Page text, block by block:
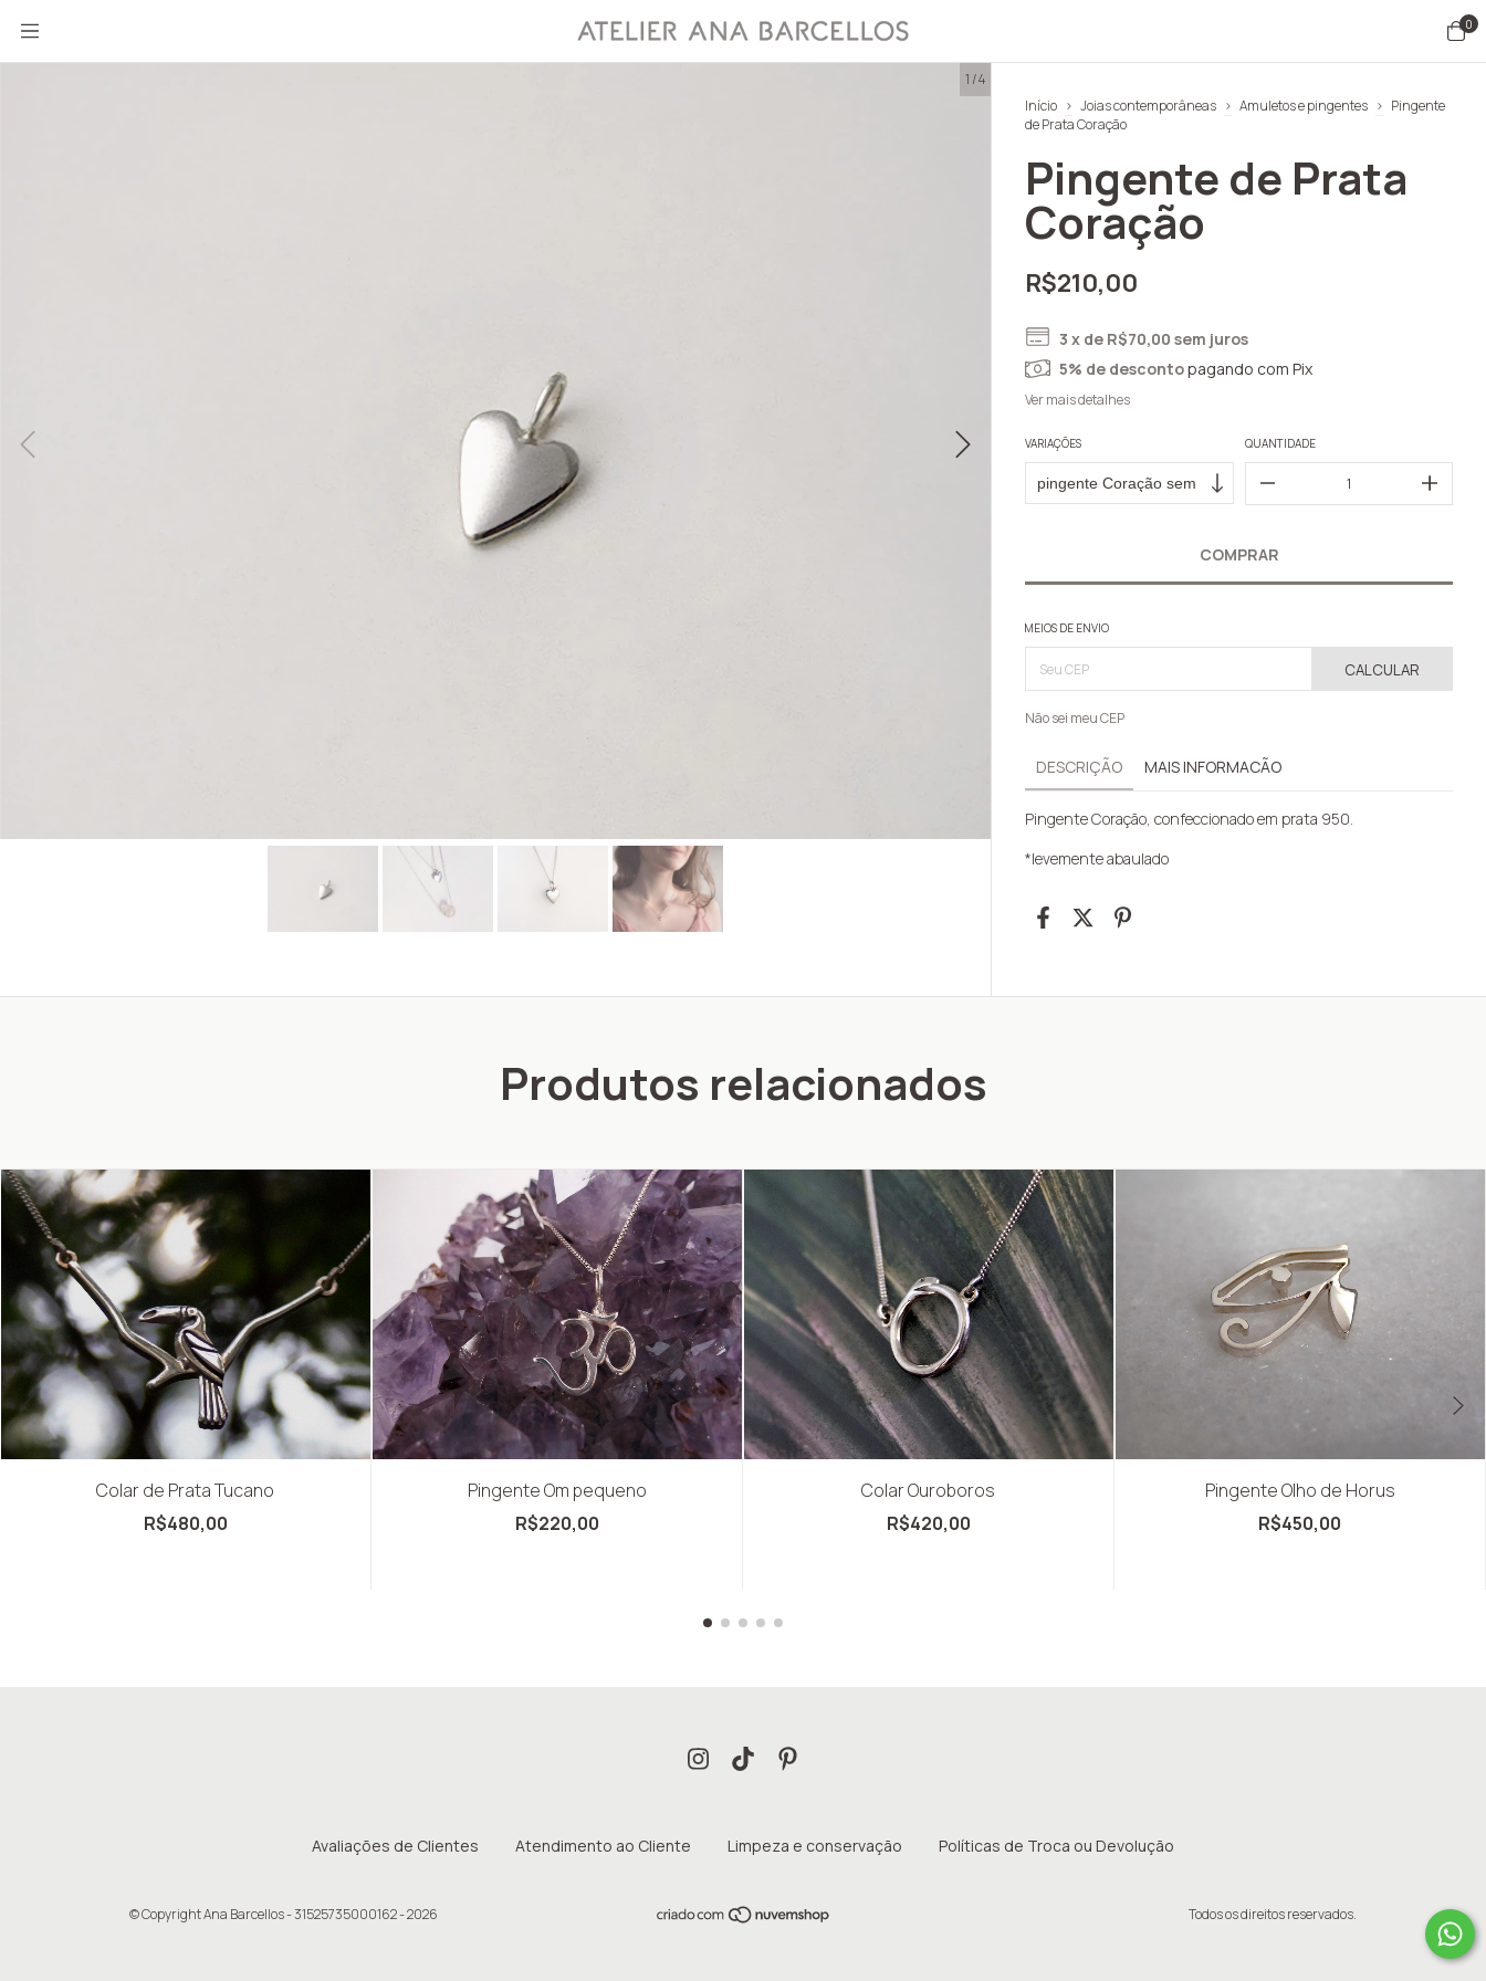
0
1 /4
Início > Joias contemporâneas > Amuletos e pingentes > Pingente
de Prata Coração
Pingente de Prata
Coração
R$210,00
3 x de R$70,00 sem juros
5% de descontopagando com Pix
Ver mais detalhes
VARIAÇÕES QUANTIDADE
MEIOS DE ENVIO
CALCULAR
Não sei meu CEP
DESCRIÇÃO MAIS INFORMACÃO
Pingente Coração, confeccionado em prata 950.
*levemente abaulado
Produtos relacionados
Colar de Prata Tucano
R$480,00
Pingente Om pequeno
R$220,00
Colar Ouroboros
R$420,00
Pingente Olho de Horus
R$450,00
Avaliações de Clientes Atendimento ao Cliente Limpeza e conservação Políticas de Troca ou Devolução
© Copyright Ana Barcellos - 31525735000162 - 2026 Todos os direitos reservados.